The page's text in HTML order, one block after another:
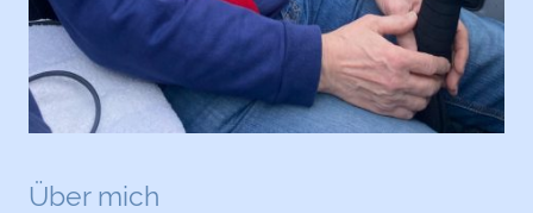
Über mich